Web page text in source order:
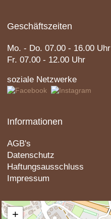
Geschäftszeiten
Mo. - Do. 07.00 - 16.00 Uhr
Fr. 07.00 - 12.00 Uhr
soziale Netzwerke
Informationen
AGB's
Datenschutz
Haftungsausschluss
Impressum
+